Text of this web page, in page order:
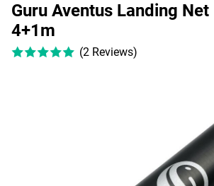
Guru Aventus Landing
4+1m
(2 Reviews)